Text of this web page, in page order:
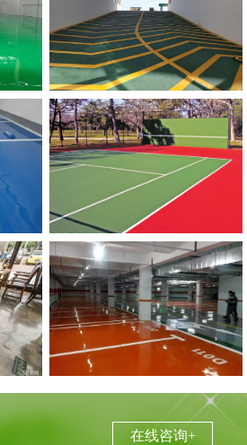
动
滑
河南硅PU球场地坪
郑
州
环
氧
自
流
平
地
坪施
工
在线咨询+